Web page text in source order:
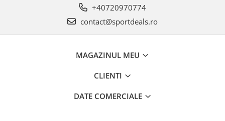
+40720970774
contact@sportdeals.ro
MAGAZINUL MEU
CLIENTI
DATE COMERCIALE